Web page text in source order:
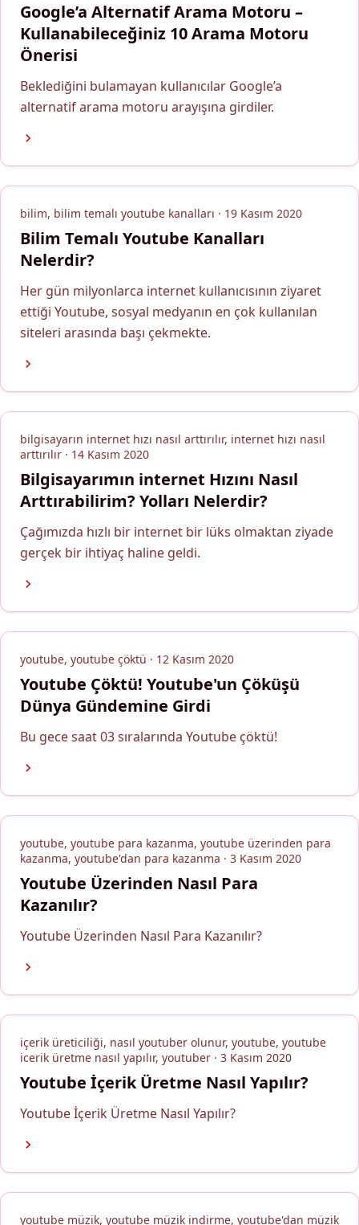
Google’a Alternatif Arama Motoru –
Kullanabileceğiniz 10 Arama Motoru
Önerisi
Beklediğini bulamayan kullanıcılar Google’a
alternatif arama motoru arayışına girdiler.
bilim, bilim temalı youtube kanalları · 19 Kasım 2020
Bilim Temalı Youtube Kanalları
Nelerdir?
Her gün milyonlarca internet kullanıcısının ziyaret
ettiği Youtube, sosyal medyanın en çok kullanılan
siteleri arasında başı çekmekte.
bilgisayarın internet hızı nasıl arttırılır, internet hızı nasıl
arttırılır · 14 Kasım 2020
Bilgisayarımın internet Hızını Nasıl
Arttırabilirim? Yolları Nelerdir?
Çağımızda hızlı bir internet bir lüks olmaktan ziyade
gerçek bir ihtiyaç haline geldi.
youtube, youtube çöktü · 12 Kasım 2020
Youtube Çöktü! Youtube'un Çöküşü
Dünya Gündemine Girdi
Bu gece saat 03 sıralarında Youtube çöktü!
youtube, youtube para kazanma, youtube üzerinden para
kazanma, youtube'dan para kazanma · 3 Kasım 2020
Youtube Üzerinden Nasıl Para
Kazanılır?
Youtube Üzerinden Nasıl Para Kazanılır?
içerik üreticiliği, nasıl youtuber olunur, youtube, youtube
icerik üretme nasıl yapılır, youtuber · 3 Kasım 2020
Youtube İçerik Üretme Nasıl Yapılır?
Youtube İçerik Üretme Nasıl Yapılır?
youtube müzik, youtube müzik indirme, youtube'dan müzik